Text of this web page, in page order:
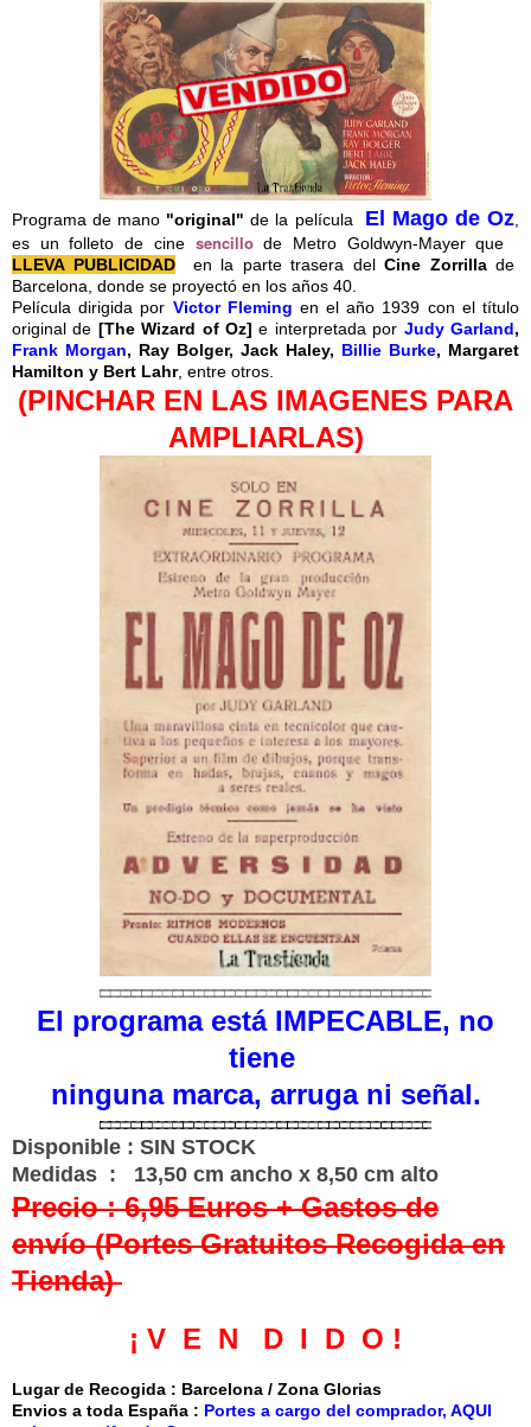
Programa de mano "original" de la película El Mago de Oz
es un folleto de cine sencillode Metro Goldwyn-Mayer que
LLEVA PUBLICIDADen la parte trasera delCine Zorrillade
Barcelona, donde se proyectó en los años 40.
Película dirigida por Victor Fleming en el año 1939 con el título
original de [The Wizard of Oz]e interpretada por Judy Garland,
Frank Morgan, Ray Bolger, Jack Haley, Billie Burke, Margaret
Hamilton y Bert Lahr, entre otros.
(PINCHAR EN LAS IMAGENES PARA
AMPLIARLAS)
El programa estáIMPECABLE, no
tiene
ninguna marca, arruga ni señal.
Disponible : SIN STOCK
Medidas : 13,50 cm ancho x 8,50 cm alto
Precio : 6,95 Euros + Gastos de
envío (Portes Gratuitos Recogida en
Tienda)
¡ V E N D I D O !
Lugar de Recogida : Barcelona / Zona Glorias
Envios a toda España : Portes a cargo del comprador, AQUI